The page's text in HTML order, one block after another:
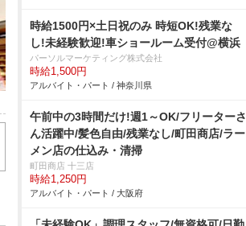
時給1500円×土日祝のみ 時短OK!残業な
し!未経験歓迎!車ショールーム受付@横浜
パーソルマーケティング株式会社
時給1,500円
アルバイト・パート / 神奈川県
午前中の3時間だけ!週1～OK/フリーターさ
ん活躍中/髪色自由/残業なし/町田商店/ラー
メン店の仕込み・清掃
町田商店 十三店
時給1,250円
アルバイト・パート / 大阪府